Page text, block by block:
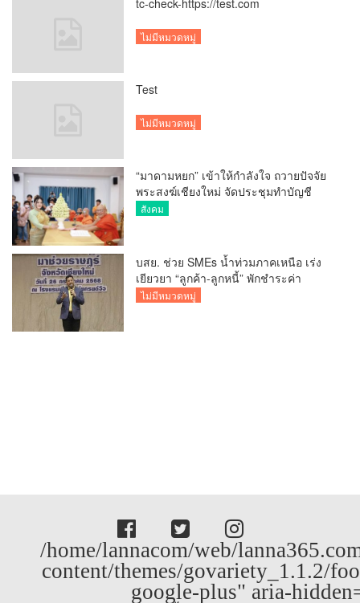
ไม่มีหมวดหมู่
Test
ไม่มีหมวดหมู่
“มาดามหยก” เข้าให้กำลังใจ ถวายปัจจัย
พระสงฆ์เชียงใหม่ จัดประชุมทำบัญชี
รายรับรายจ่ายของวัด กว่า 300 รูป ที่วัด
สังคม
บสย. ช่วย SMEs น้ำท่วมภาคเหนือ เร่ง
เยียวยา “ลูกค้า-ลูกหนี้” พักชำระค่า
ธรรมเนียม-ค่างวด
ไม่มีหมวดหมู่
/home/lannacom/web/
content/themes/govariety_1.1.2/
google-plus" aria-